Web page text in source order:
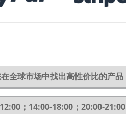
全球市场中找出高性价比的产品
；14:00-18:00；20:00-21:00